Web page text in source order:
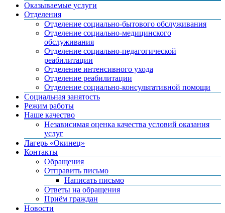
Оказываемые услуги
Отделения
Отделение социально-бытового обслуживания
Отделение социально-медицинского
обслуживания
Отделение социально-педагогической
реабилитации
Отделение интенсивного ухода
Отделение реабилитации
Отделение социально-консультативной помощи
Социальная занятость
Режим работы
Наше качество
Независимая оценка качества условий оказания
услуг
Лагерь «Окинец»
Контакты
Обращения
Отправить письмо
Написать письмо
Ответы на обращения
Приём граждан
Новости